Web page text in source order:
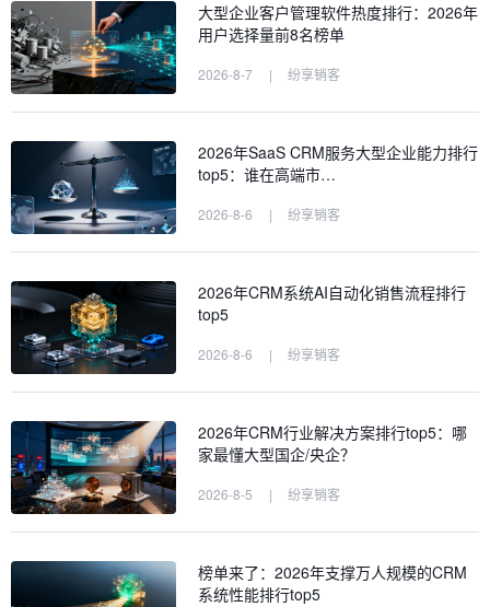
大型企业客户管理软件热度排行：2026年
用户选择量前8名榜单
2026-8-7 | 纷享销客
2026年SaaS CRM服务大型企业能力排行
top5：谁在高端市…
2026-8-6 | 纷享销客
2026年CRM系统AI自动化销售流程排行
top5
2026-8-6 | 纷享销客
2026年CRM行业解决方案排行top5：哪
家最懂大型国企/央企？
2026-8-5 | 纷享销客
榜单来了：2026年支撑万人规模的CRM
系统性能排行top5